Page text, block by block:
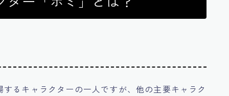
るキャラクターの一人ですが、他の主要キャラク